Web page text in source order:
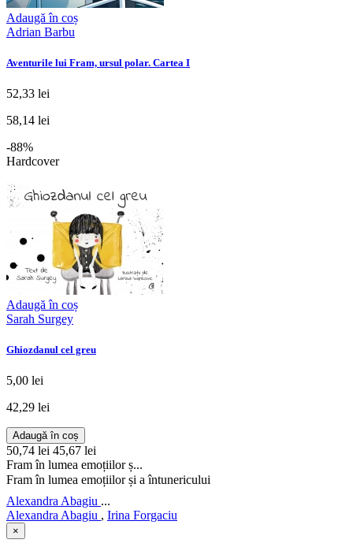
Adaugă în coș
Adrian Barbu
Aventurile lui Fram, ursul polar. Cartea I
52,33 lei
58,14 lei
-88%
Hardcover
Adaugă în coș
Sarah Surgey
Ghiozdanul cel greu
5,00 lei
42,29 lei
Adaugă în coș
50,74 lei 45,67 lei
Fram în lumea emoțiilor ș...
Fram în lumea emoțiilor și a întunericului
Alexandra Abagiu ...
Alexandra Abagiu , Irina Forgaciu
×